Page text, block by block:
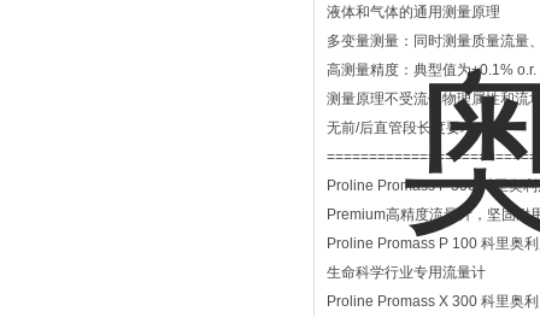
液体和气体的通用测量原理
多变量测量：同时测量质量流量
高测量精度：典型值为±0.1%
测量原理不受流体物理属性和流
无前/后直管段长度要求
Proline Promass F 300 科里奥
Premium高精度流量计，坚固耐
Proline Promass P 100 科里奥
生命科学行业专用流量计
Proline Promass X 300 科里奥